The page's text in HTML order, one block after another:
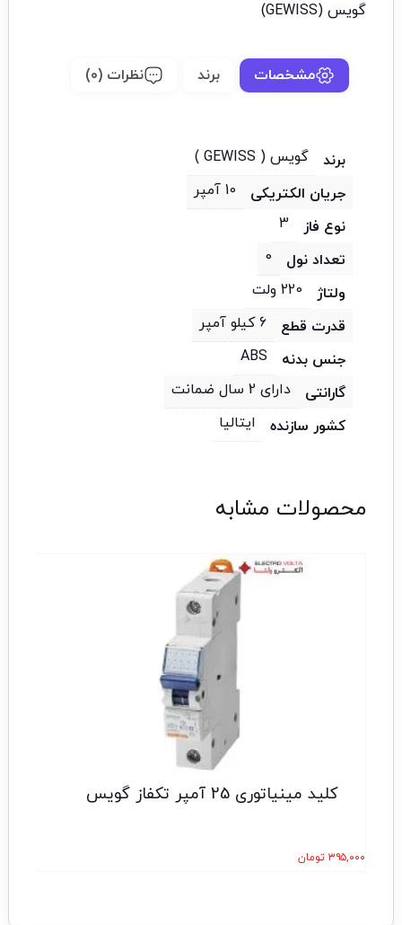
گویس (GEWISS)
مشخصات برند نظرات (0)
برند
گویس ( GEWISS )
جریان الکتریکی
10 آمپر
نوع فاز
3
تعداد نول
0
ولتاژ
220 ولت
قدرت قطع
6 کیلو آمپر
جنس بدنه
ABS
گارانتی
دارای 2 سال ضمانت
کشور سازنده
ایتالیا
محصولات مشابه
کلید مینیاتوری 25 آمپر تکفاز گویس
۳۹۵,۰۰۰ تومان